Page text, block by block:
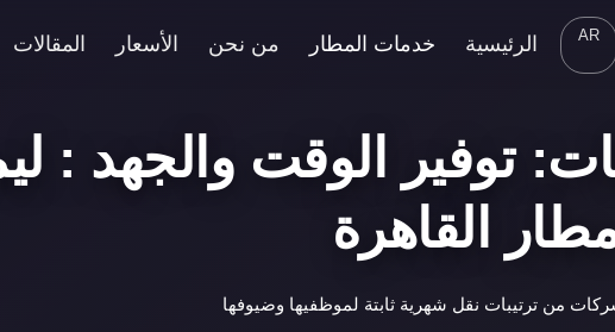
AR الرئيسية خدمات المطار من نحن الأسعار المقالات
توفير الوقت والجهد :
القاهرة
من ترتيبات نقل شهرية ثابتة لموظفيها وضيوفها